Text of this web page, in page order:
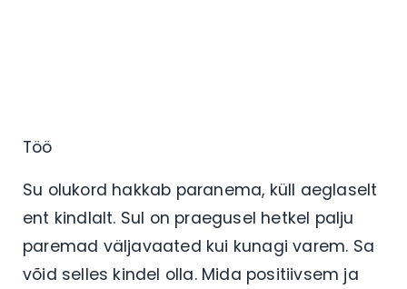
Töö
Su olukord hakkab paranema, küll aeglaselt
ent kindlalt. Sul on praegusel hetkel palju
paremad väljavaated kui kunagi varem. Sa
võid selles kindel olla. Mida positiivsem ja